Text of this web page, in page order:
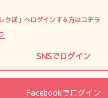
クぽ」へログインする方はコチラ
SNSでログイン
Facebookでログイン